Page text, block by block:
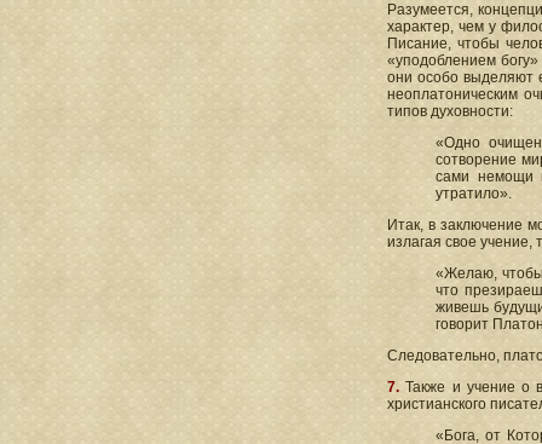
Разумеется,
характер, чем у
Писание, чтобы
«уподоблением
они особо выделяют
неоплатоническим
типов духовности:
«Одно
сотворение
сами немощи
утратило».
Итак, в заключение
излагая свое учение,
«Желаю, чтобы
что
живешь
говорит
Следовательно,
7.Также и учение о
христианского
«Бога, от